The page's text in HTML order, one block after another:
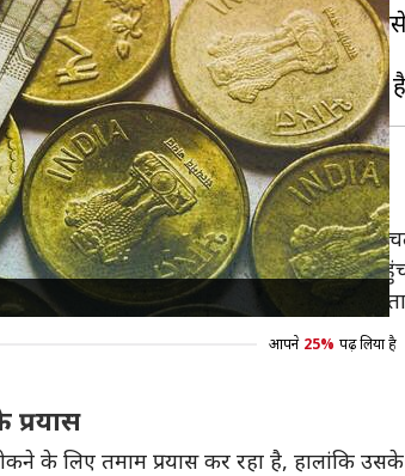
सुबह इसमें अमेरिकीडॉलरके मुकाबले 13 पैसे
को मिल रही है और ये कई बार अपने सबसे
लेकिन मार्च में ये पहली बार 77 से नीचे
के बराबर है और ये 80 के आंकड़े को पार कर
आपने 25% पढ़ लिया है
के लिए तमाम प्रयास कर रहा है, हालांकि उसके